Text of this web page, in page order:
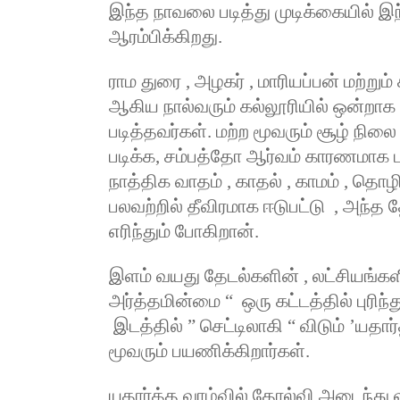
இந்த நாவலை படித்து முடிக்கையில்
ஆரம்பிக்கிறது.
ராம துரை , அழகர் , மாரியப்பன்
ஆகிய நால்வரும் கல்லூரியில்
படித்தவர்கள். மற்ற மூவரும் சூழ்
படிக்க, சம்பத்தோ ஆர்வம் காரணமாக
நாத்திக வாதம் , காதல் , காமம் ,
பலவற்றில் தீவிரமாக ஈடுபட்டு , அந்த
எரிந்தும் போகிறான்.
இளம் வயது தேடல்களின் ,
அர்த்தமின்மை “ ஒரு கட்டத்தில்
இடத்தில் ” செட்டிலாகி “ விடும் ’
மூவரும் பயணிக்கிறார்கள்.
யதார்த்த வாழ்வில் தோல்வி